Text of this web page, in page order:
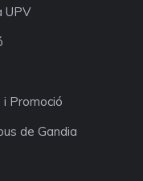
UPV
Promoció
de Gandia